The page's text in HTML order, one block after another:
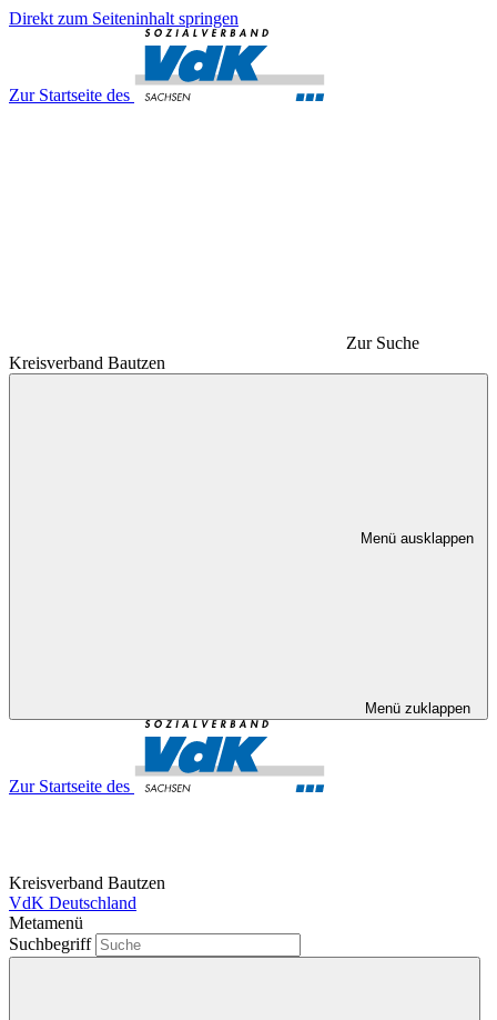
Direkt zum Seiteninhalt springen
Zur Startseite des
Zur Suche
Kreisverband Bautzen
Menü ausklappen
Menü zuklappen
Zur Startseite des
Kreisverband Bautzen
VdK Deutschland
Metamenü
Suchbegriff